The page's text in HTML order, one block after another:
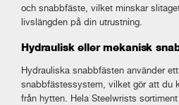
och snabbfäste, vilket minskar
livslängden på din utrustning.
Hydraulisk eller mekanisk
Hydrauliska snabbfästen använder
snabbfästessystem, vilket gör att du
från hytten. Hela Steelwrists